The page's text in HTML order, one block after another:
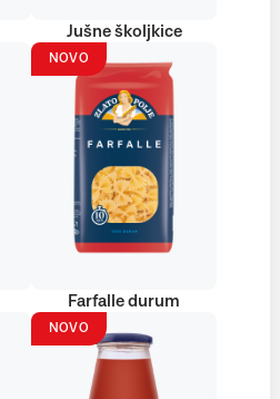
Jušne školjkice
NOVO
Farfalle durum
NOVO